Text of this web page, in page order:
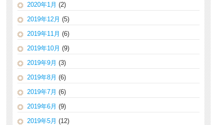
2020年1月 (2)
2019年12月 (5)
2019年11月 (6)
2019年10月 (9)
2019年9月 (3)
2019年8月 (6)
2019年7月 (6)
2019年6月 (9)
2019年5月 (12)